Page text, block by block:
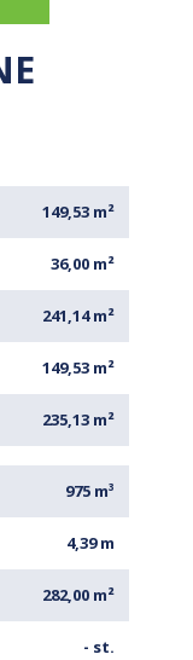
149,53 m²
36,00 m²
241,14 m²
149,53 m²
235,13 m²
975 m³
4,39 m
282,00 m²
- st.